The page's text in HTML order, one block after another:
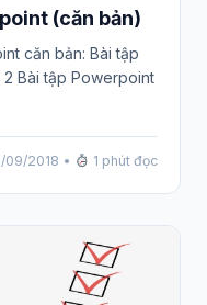
(căn bản)
căn bản: Bài tập
Bài tập Powerpoint
09/2018 • 1 phút đọc